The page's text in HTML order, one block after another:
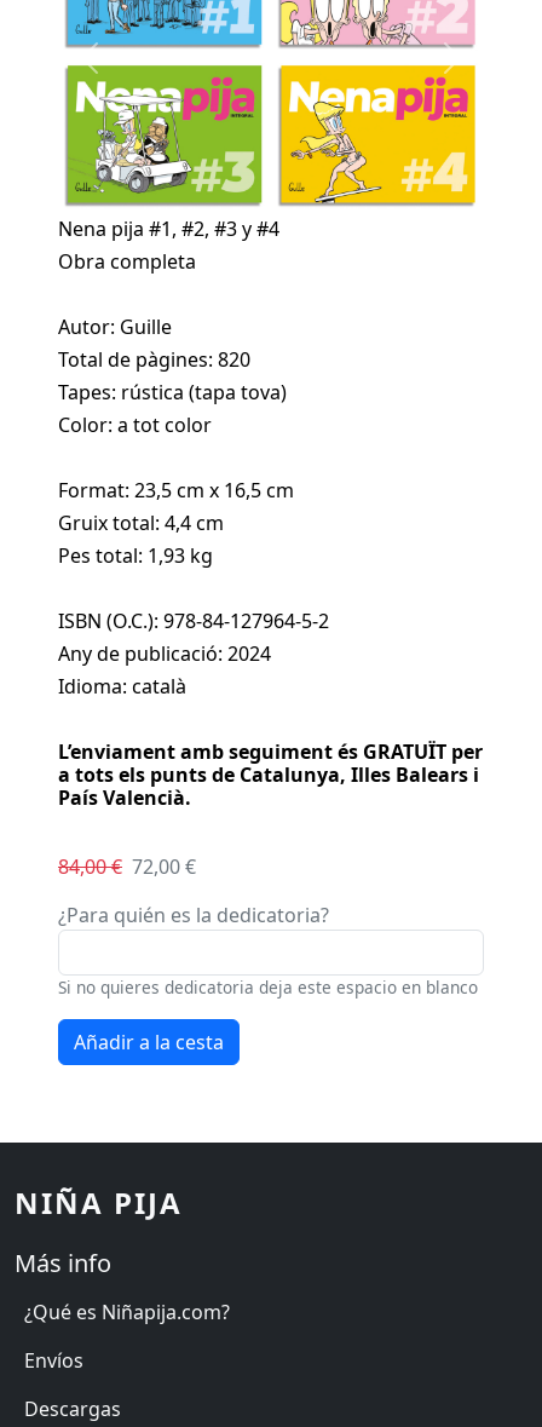
Previous Next
Nena pija #1, #2, #3 y #4
Obra completa
Autor: Guille
Total de pàgines: 820
Tapes: rústica (tapa tova)
Color: a tot color
Format: 23,5 cm x 16,5 cm
Gruix total: 4,4 cm
Pes total: 1,93 kg
ISBN (O.C.): 978-84-127964-5-2
Any de publicació: 2024
Idioma: català
L’enviament amb seguiment és GRATUÏT per
a tots els punts de Catalunya, Illes Balears i
País Valencià.
84,00 € 72,00 €
¿Para quién es la dedicatoria?
Si no quieres dedicatoria deja este espacio en blanco
NIÑA PIJA
Más info
¿Qué es Niñapija.com?
Envíos
Descargas